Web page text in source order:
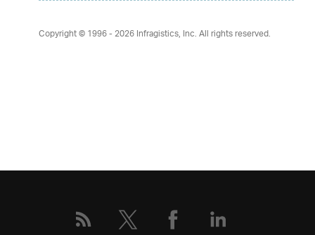
Copyright © 1996 - 2026Infragistics, Inc. All rights reserved.